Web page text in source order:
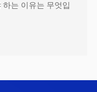
는 이유는 무엇입